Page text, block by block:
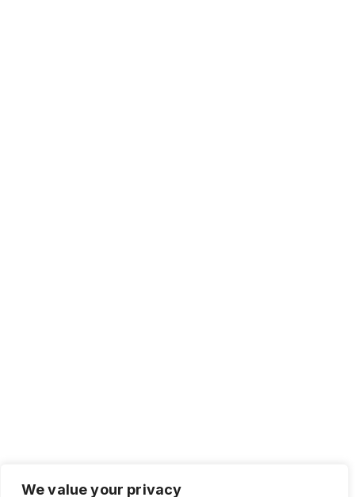
We value your privacy